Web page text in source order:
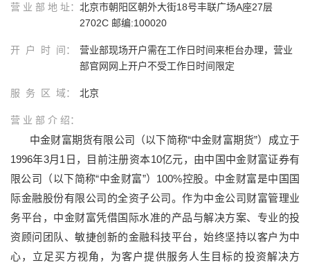
营 业 部 地 址： 北京市朝阳区朝外大街18号丰联广场A座27层
2702C 邮编:100020
开 户 时 间：
营业部现场开户需在工作日时间来柜台办理，营业
部官网网上开户不受工作日时间限定
服 务 区 域： 北京
营 业 部 介 绍：
中金财富期货有限公司（以下简称“中金财富期货”）成立于
1996年3月 1 日，目前注册资本10亿元，由中国中金财富证券有
限公司（以下简称“中金财富”） 100%控股。中金财富是中国国
际金融股份有限公司的全资子公司。作为中金公司财富管理业
务平台，中金财富凭借国际水准的产品与解决方案、专业的投
资顾问团队、敏捷创新的金融科技平台，始终坚持以客户为中
心，立足买方视角，为客户提供服务人生目标的投资解决方